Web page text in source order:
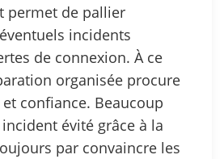
permet de pallier
incidents
de connexion. À ce
organisée procure
confiance. Beaucoup
évité grâce à la
par convaincre les